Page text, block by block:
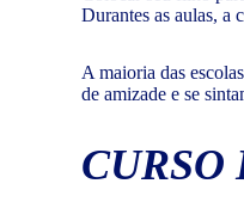
Durantes as aulas, a
A maioria das
de amizade e se
CURSO